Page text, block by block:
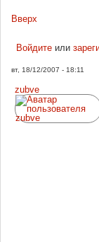
Вверх
Войдитеили
вт, 18/12/2007 - 18:11
zubve